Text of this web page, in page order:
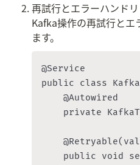
再試行とエラーハンド
Kafka操作の再試行とエ
ます。
@Service
public class
    @Autowired
private
public void